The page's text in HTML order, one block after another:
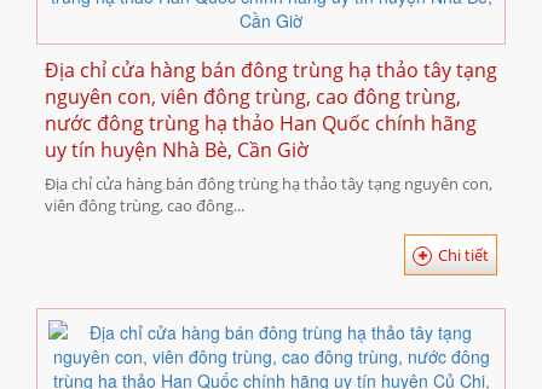
Địa chỉ cửa hàng bán đông trùng hạ thảo tây tạng
nguyên con, viên đông trùng, cao đông trùng,
nước đông trùng hạ thảo Han Quốc chính hãng
uy tín huyện Nhà Bè, Cần Giờ
Địa chỉ cửa hàng bán đông trùng hạ thảo tây tạng nguyên con,
viên đông trùng, cao đông...
Chi tiết